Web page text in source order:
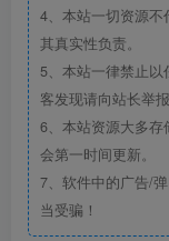
4、本站一切资源
其真实性负责。
5、本站一律禁止
客发现请向站长举报
6、本站资源大多
会第一时间更新。
7、软件中的广告/
当受骗！